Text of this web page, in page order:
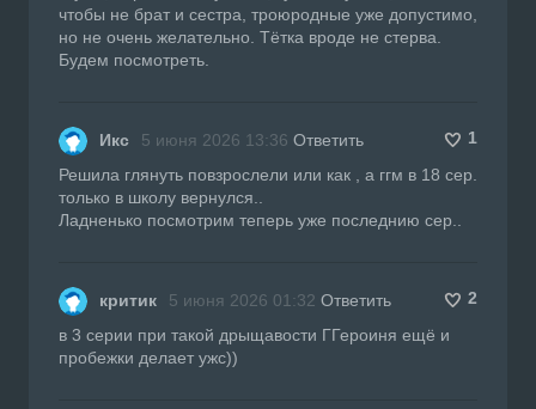
чтобы не брат и сестра, троюродные уже допустимо,
но не очень желательно. Тётка вроде не стерва.
Будем посмотреть.
Икс 5 июня 2026 13:36 Ответить
1
Решила глянуть повзрослели или как , а ггм в 18 сер.
только в школу вернулся..
Ладненько посмотрим теперь уже последнию сер..
критик 5 июня 2026 01:32 Ответить
2
в 3 серии при такой дрыщавости ГГероиня ещё и
пробежки делает ужс))